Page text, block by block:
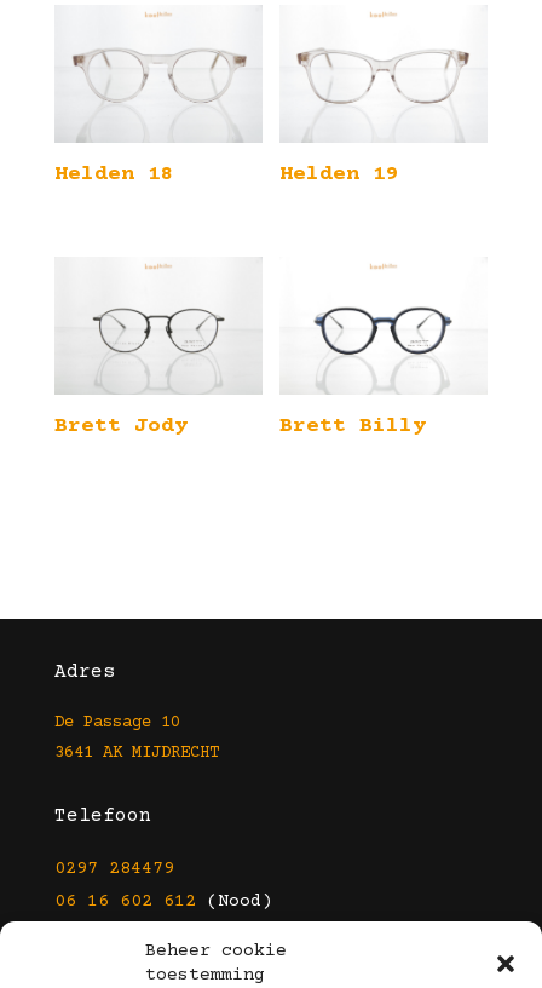
Beheer cookie
toestemming
Helden 18 Helden 19
Brett Jody Brett Billy
Adres
De Passage 10
3641 AK MIJDRECHT
Telefoon
0297 284479
06 16 602 612 (Nood)